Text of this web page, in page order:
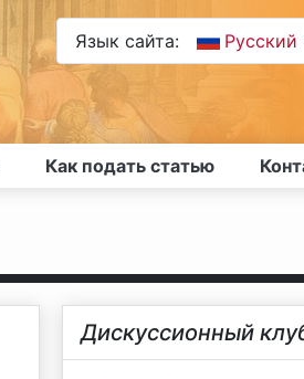
Язык сайта: Русский
Как подать статью
Дискуссионный